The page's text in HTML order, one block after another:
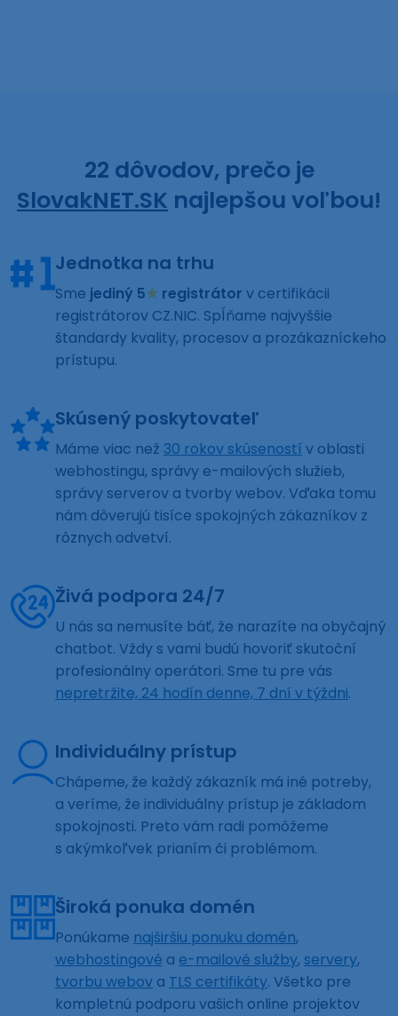
22 dôvodov, prečo je
SlovakNET.SK najlepšou voľbou!
Jednotka na trhu
Sme jediný 5★ registrátor v certifikácii
registrátorov CZ.NIC. Spĺňame najvyššie
štandardy kvality, procesov a prozákazníckeho
prístupu.
Skúsený poskytovateľ
Máme viac než 30 rokov skúseností v oblasti
webhostingu, správy e-mailových služieb,
správy serverov a tvorby webov. Vďaka tomu
nám dôverujú tisíce spokojných zákazníkov z
rôznych odvetví.
Živá podpora 24/7
U nás sa nemusíte báť, že narazíte na obyčajný
chatbot. Vždy s vami budú hovoriť skutoční
profesionálny operátori. Sme tu pre vás
nepretržite, 24 hodín denne, 7 dní v týždni.
Individuálny prístup
Chápeme, že každý zákazník má iné potreby,
a veríme, že individuálny prístup je základom
spokojnosti. Preto vám radi pomôžeme
s akýmkoľvek prianím či problémom.
Široká ponuka domén
Ponúkame najširšiu ponuku domén,
webhostingové a e-mailové služby, servery,
tvorbu webov a TLS certifikáty. Všetko pre
kompletnú podporu vašich online projektov